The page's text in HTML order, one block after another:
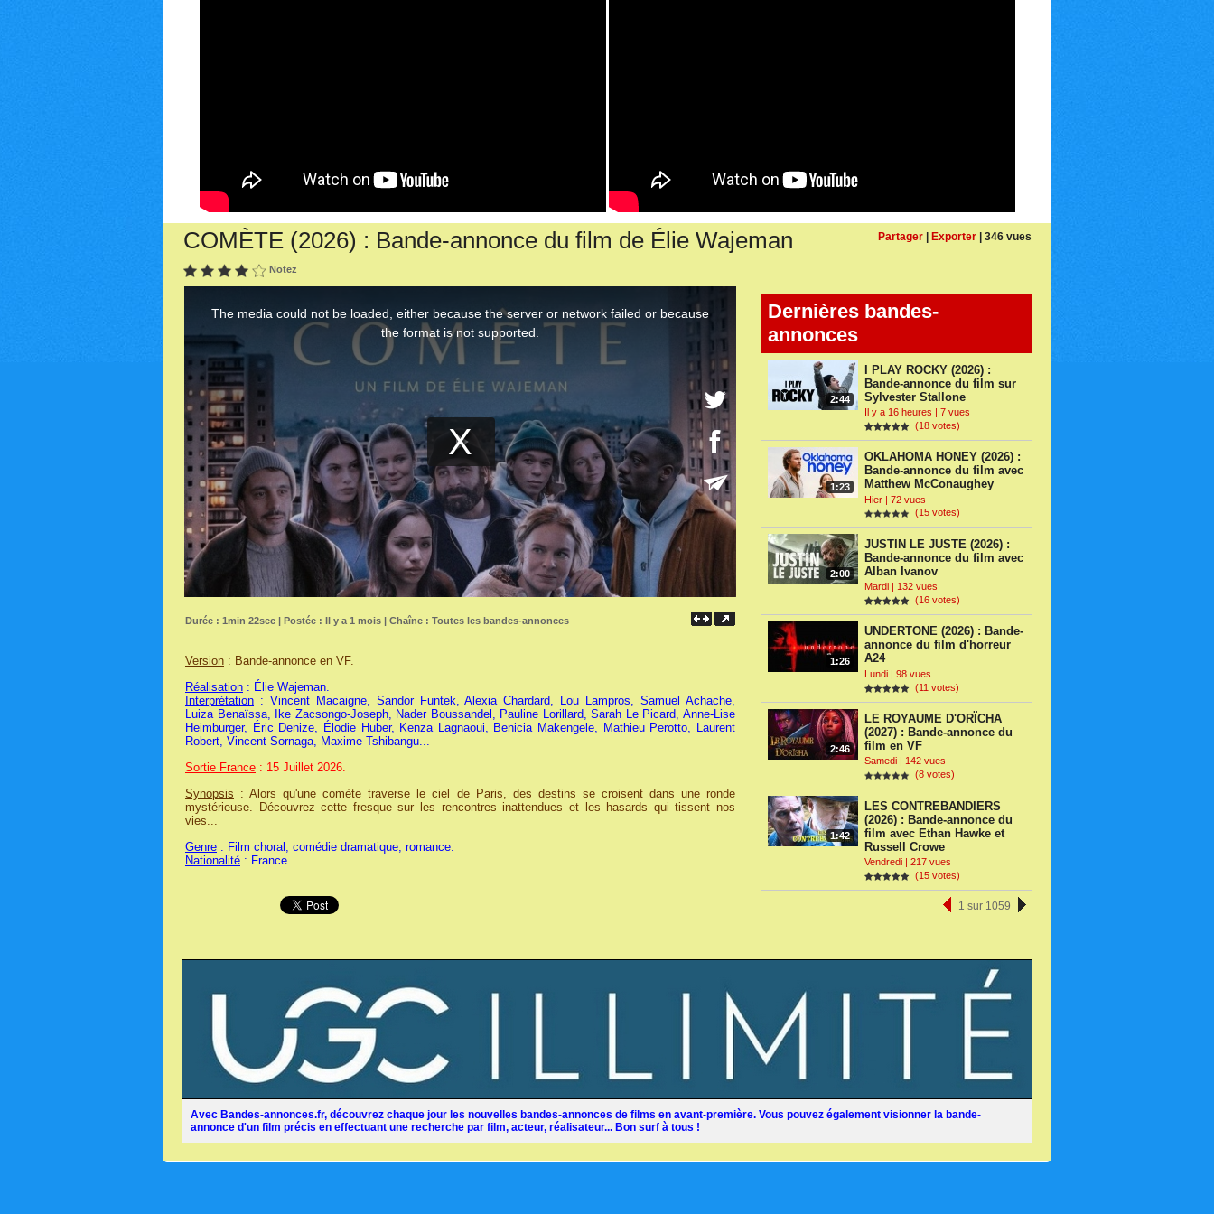
Partager | Exporter | 346 vues
COMÈTE (2026) : Bande-annonce du film de Élie Wajeman
Notez
Dernières bandes-
annonces
2:44
I PLAY ROCKY (2026) :
Bande-annonce du film sur
Sylvester Stallone
Il y a 16 heures | 7 vues
(18 votes)
1:23
OKLAHOMA HONEY (2026) :
Bande-annonce du film avec
Matthew McConaughey
Hier | 72 vues
(15 votes)
2:00
JUSTIN LE JUSTE (2026) :
Bande-annonce du film avec
Alban Ivanov
Mardi | 132 vues
(16 votes)
1:26
UNDERTONE (2026) : Bande-
annonce du film d'horreur
A24
Lundi | 98 vues
(11 votes)
2:46
LE ROYAUME D'ORÏCHA
(2027) : Bande-annonce du
film en VF
Samedi | 142 vues
(8 votes)
1:42
LES CONTREBANDIERS
(2026) : Bande-annonce du
film avec Ethan Hawke et
Russell Crowe
Vendredi | 217 vues
(15 votes)
1 sur 1059
Durée : 1min 22sec | Postée : Il y a 1 mois | Chaîne : Toutes les bandes-annonces
Version : Bande-annonce en VF.
Réalisation : Élie Wajeman.
Interprétation : Vincent Macaigne, Sandor Funtek, Alexia Chardard, Lou Lampros, Samuel Achache,
Luiza Benaïssa, Ike Zacsongo-Joseph, Nader Boussandel, Pauline Lorillard, Sarah Le Picard, Anne-Lise
Heimburger, Éric Denize, Élodie Huber, Kenza Lagnaoui, Benicia Makengele, Mathieu Perotto, Laurent
Robert, Vincent Sornaga, Maxime Tshibangu...
Sortie France : 15 Juillet 2026.
Synopsis : Alors qu'une comète traverse le ciel de Paris, des destins se croisent dans une ronde
mystérieuse. Découvrez cette fresque sur les rencontres inattendues et les hasards qui tissent nos
vies...
Genre : Film choral, comédie dramatique, romance.
Nationalité : France.
Avec Bandes-annonces.fr, découvrez chaque jour les nouvelles bandes-annonces de films en avant-première. Vous pouvez également visionner la bande-
annonce d'un film précis en effectuant une recherche par film, acteur, réalisateur... Bon surf à tous !